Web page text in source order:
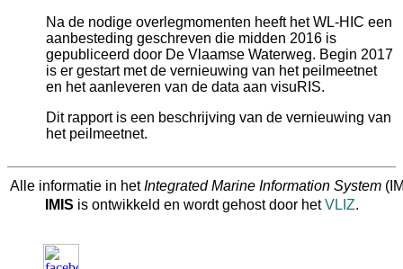
Na de nodige overlegmomenten heeft het WL-HIC een
aanbesteding geschreven die midden 2016 is
gepubliceerd door De Vlaamse Waterweg. Begin 2017
is er gestart met de vernieuwing van het peilmeetnet
en het aanleveren van de data aan visuRIS.
Dit rapport is een beschrijving van de vernieuwing van
het peilmeetnet.
Alle informatie in hetIntegrated Marine Information System
IMIS is ontwikkeld en wordt gehost door hetVLIZ.